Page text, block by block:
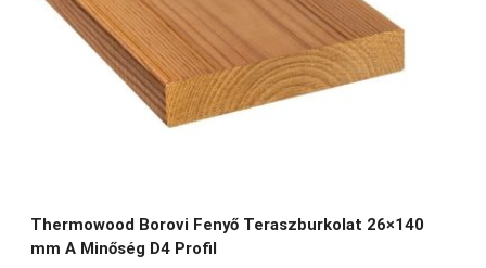
Thermowood Borovi Fenyő Teraszburkolat 26×140
mm A Minőség D4 Profil